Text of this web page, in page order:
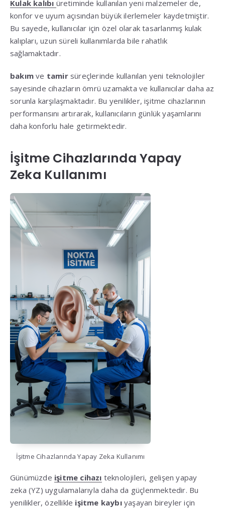
Kulak kalıbı üretiminde kullanılan yeni malzemeler de,
konfor ve uyum açısından büyük ilerlemeler kaydetmiştir.
Bu sayede, kullanıcılar için özel olarak tasarlanmış kulak
kalıpları, uzun süreli kullanımlarda bile rahatlık
sağlamaktadır.
bakım ve tamirsüreçlerinde kullanılan yeni teknolojiler
sayesinde cihazların ömrü uzamakta ve kullanıcılar daha az
sorunla karşılaşmaktadır. Bu yenilikler, işitme cihazlarının
performansını artırarak, kullanıcıların günlük yaşamlarını
daha konforlu hale getirmektedir.
İşitme Cihazlarında Yapay
Zeka Kullanımı
İşitme Cihazlarında Yapay Zeka Kullanımı
Günümüzde işitme cihazı teknolojileri, gelişen yapay
zeka (YZ) uygulamalarıyla daha da güçlenmektedir. Bu
yenilikler, özellikle işitme kaybıyaşayan bireyler için